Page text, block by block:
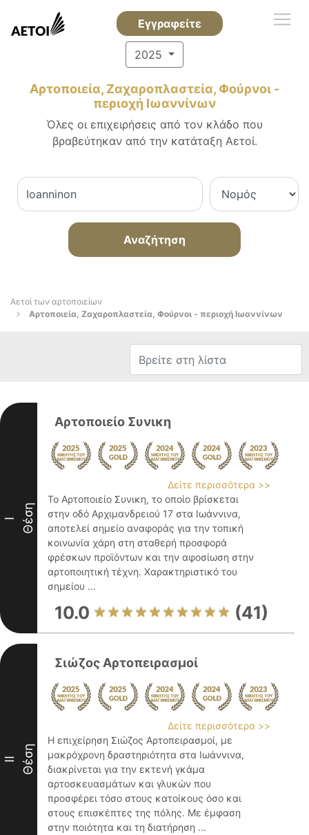
Εγγραφείτε
2025
Αρτοποιεία, Ζαχαροπλαστεία, Φούρνοι -
περιοχή Ιωαννίνων
Όλες οι επιχειρήσεις από τον κλάδο που
βραβεύτηκαν από την κατάταξη Αετοί.
Αναζήτηση
Αετοί των αρτοποιείων
Αρτοποιεία, Ζαχαροπλαστεία, Φούρνοι - περιοχή Ιωαννίνων
I Θέση
Αρτοποιείο Συνικη
Δείτε περισσότερα >>
Το Αρτοποιείο Συνικη, το οποίο βρίσκεται
στην οδό Αρχιμανδρειού 17 στα Ιωάννινα,
αποτελεί σημείο αναφοράς για την τοπική
κοινωνία χάρη στη σταθερή προσφορά
φρέσκων προϊόντων και την αφοσίωση στην
αρτοποιητική τέχνη. Χαρακτηριστικό του
σημείου ...
10.0 (41)
II Θέση
Σιώζος Αρτοπειρασμοί
Δείτε περισσότερα >>
Η επιχείρηση Σιώζος Αρτοπειρασμοί, με
μακρόχρονη δραστηριότητα στα Ιωάννινα,
διακρίνεται για την εκτενή γκάμα
αρτοσκευασμάτων και γλυκών που
προσφέρει τόσο στους κατοίκους όσο και
στους επισκέπτες της πόλης. Με έμφαση
στην ποιότητα και τη διατήρηση ...